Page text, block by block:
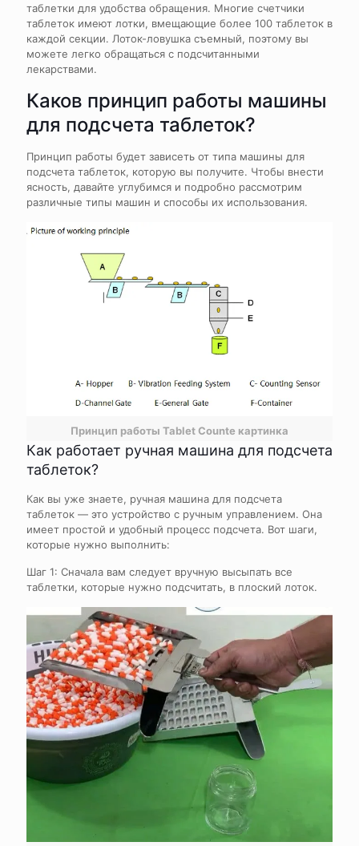
таблетки для удобства обращения. Многие счетчики
таблеток имеют лотки, вмещающие более 100 таблеток в
каждой секции. Лоток-ловушка съемный, поэтому вы
можете легко обращаться с подсчитанными
лекарствами.
Каков принцип работы машины
для подсчета таблеток?
Принцип работы будет зависеть от типа машины для
подсчета таблеток, которую вы получите. Чтобы внести
ясность, давайте углубимся и подробно рассмотрим
различные типы машин и способы их использования.
Принцип работы Tablet Counte картинка
Как работает ручная машина для подсчета
таблеток?
Как вы уже знаете, ручная машина для подсчета
таблеток — это устройство с ручным управлением. Она
имеет простой и удобный процесс подсчета. Вот шаги,
которые нужно выполнить:
Шаг 1: Сначала вам следует вручную высыпать все
таблетки, которые нужно подсчитать, в плоский лоток.